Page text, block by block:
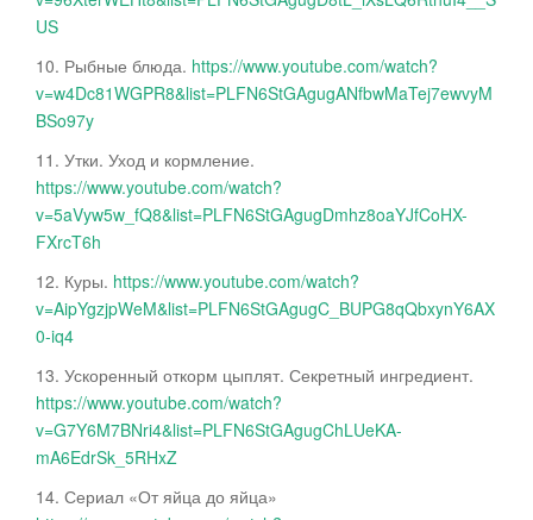
US
10. Рыбные блюда. https://www.youtube.com/watch?
v=w4Dc81WGPR8&list=PLFN6StGAgugANfbwMaTej7ewvyM
BSo97y
11. Утки. Уход и кормление.
https://www.youtube.com/watch?
v=5aVyw5w_fQ8&list=PLFN6StGAgugDmhz8oaYJfCoHX-
FXrcT6h
12. Куры. https://www.youtube.com/watch?
v=AipYgzjpWeM&list=PLFN6StGAgugC_BUPG8qQbxynY6AX
0-iq4
13. Ускоренный откорм цыплят. Секретный ингредиент.
https://www.youtube.com/watch?
v=G7Y6M7BNri4&list=PLFN6StGAgugChLUeKA-
mA6EdrSk_5RHxZ
14. Сериал «От яйца до яйца»